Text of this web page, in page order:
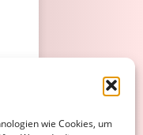
wie Cookies, um